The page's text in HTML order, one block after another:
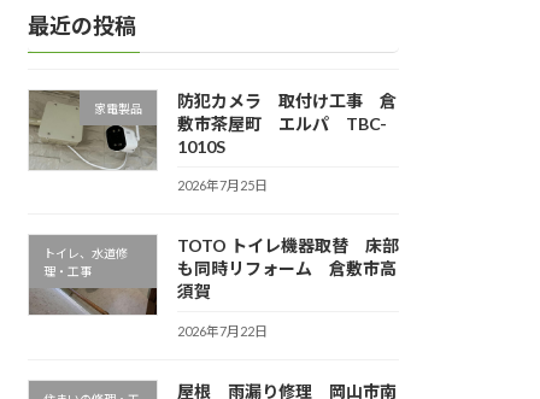
最近の投稿
家電製品
防犯カメラ 取付け工事 倉
敷市茶屋町 エルパ TBC-
1010S
2026年7月25日
トイレ、水道修
理・工事
TOTO トイレ機器取替 床部
も同時リフォーム 倉敷市高
須賀
2026年7月22日
屋根 雨漏り修理 岡山市南